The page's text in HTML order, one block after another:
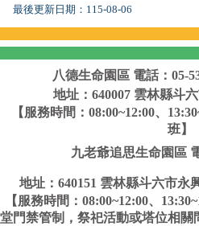
最後更新日期： 115-08-06
八德生命園區 電話：05-
地址：640007 雲林縣斗
【服務時間：08:00~12:00、
班】
九老爺追思生命園區
地址：640151 雲林縣斗六市永
【服務時間：08:00~12:00、
堂門禁管制，祭祀活動或塔位相關